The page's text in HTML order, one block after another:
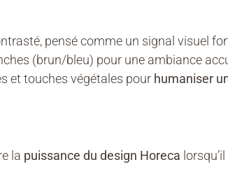
pensé comme un signal visuel
(brun/bleu) pour une ambiance
et touches végétales pour humaniser
la puissance du design Horeca